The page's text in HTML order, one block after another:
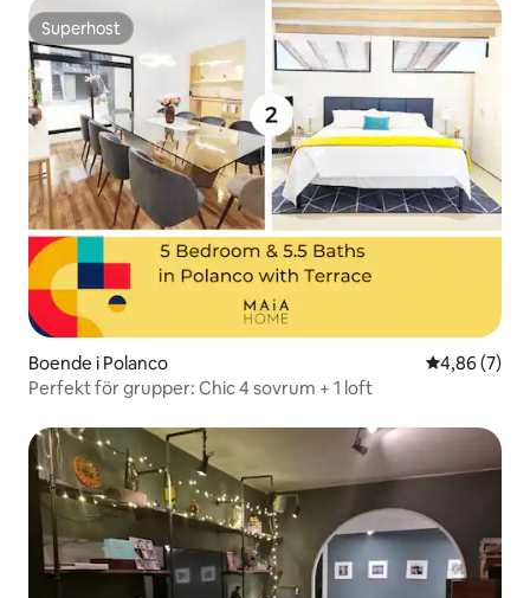
Superhost
Superhost
Boende i Polanco 4,86 av 5 i
4,86 (7)
Perfekt för grupper: Chic 4 sovrum + 1 loft